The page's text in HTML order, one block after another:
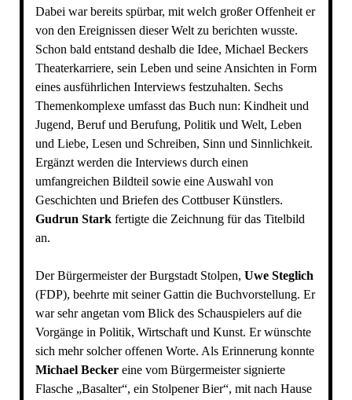
Dabei war bereits spürbar, mit welch großer Offenheit er
von den Ereignissen dieser Welt zu berichten wusste.
Schon bald entstand deshalb die Idee, Michael Beckers
Theaterkarriere, sein Leben und seine Ansichten in Form
eines ausführlichen Interviews festzuhalten. Sechs
Themenkomplexe umfasst das Buch nun: Kindheit und
Jugend, Beruf und Berufung, Politik und Welt, Leben
und Liebe, Lesen und Schreiben, Sinn und Sinnlichkeit.
Ergänzt werden die Interviews durch einen
umfangreichen Bildteil sowie eine Auswahl von
Geschichten und Briefen des Cottbuser Künstlers.
Gudrun Starkfertigte die Zeichnung für das Titelbild
an.
Der Bürgermeister der Burgstadt Stolpen, Uwe Steglich
(FDP), beehrte mit seiner Gattin die Buchvorstellung. Er
war sehr angetan vom Blick des Schauspielers auf die
Vorgänge in Politik, Wirtschaft und Kunst. Er wünschte
sich mehr solcher offenen Worte. Als Erinnerung konnte
Michael Beckereine vom Bürgermeister signierte
Flasche „Basalter“, ein Stolpener Bier“, mit nach Hause